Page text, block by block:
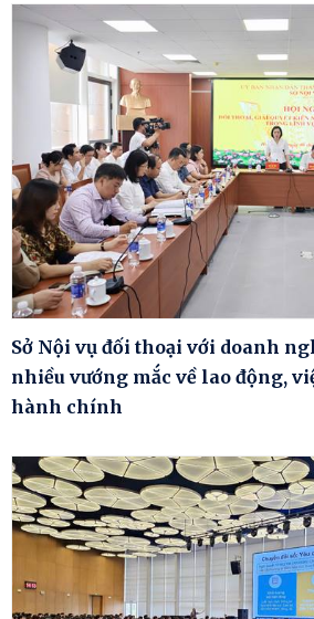
Sở Nội vụ đối thoại với doanh
nhiều vướng mắc về lao động,
hành chính